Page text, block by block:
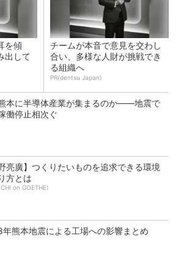
を傾
出して
チームが本音で意見を交わし
合い、多様な人財が挑戦でき
る組織へ
PR(dentsu Japan)
本に半導体産業が集まるのか――地震で
働停止相次ぐ
野亮廣】つくりたいものを追求できる環境
方とは
on GOETHE)
年熊本地震による工場への影響まとめ